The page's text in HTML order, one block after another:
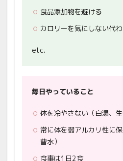
食品添加物を避ける
カロリーを気にしない代
etc.
毎日やっていること
体を冷やさない（白湯、生
常に体を弱アルカリ性に
曹水）
食事は1日2食